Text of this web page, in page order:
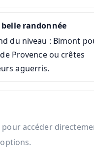
belle randonnée
du niveau : Bimont
Provence ou crêtes
aguerris.
accéder